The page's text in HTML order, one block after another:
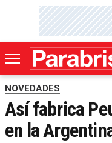
NOVEDADES
Así fabrica
en la